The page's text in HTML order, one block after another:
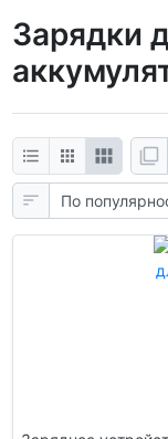
Зарядки